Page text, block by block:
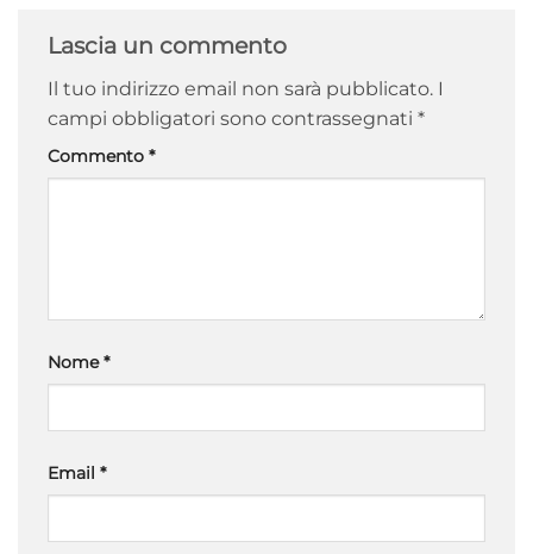
Lascia un commento
Il tuo indirizzo email non sarà pubblicato. I
campi obbligatori sono contrassegnati *
Commento *
Nome*
Email *